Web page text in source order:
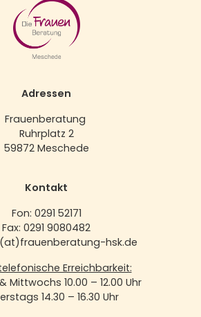
Adressen
Frauenberatung
Ruhrplatz 2
59872 Meschede
Kontakt
Fon: 0291 52171
Fax: 0291 9080482
hsk.de
Erreichbarkeit:
Mittwochs 10.00 – 12.00 Uhr
14.30 – 16.30 Uhr